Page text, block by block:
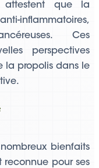
attestent que la
inflammatoires,
Ces
perspectives
la propolis dans le
bienfaits
reconnue pour ses